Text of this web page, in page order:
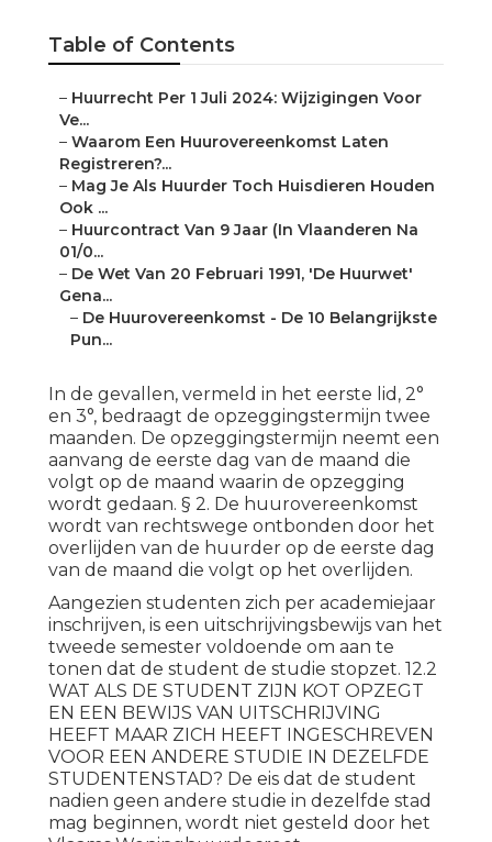
Table of Contents
– Huurrecht Per 1 Juli 2024: Wijzigingen Voor
Ve...
– Waarom Een Huurovereenkomst Laten
Registreren?...
– Mag Je Als Huurder Toch Huisdieren Houden
Ook ...
– Huurcontract Van 9 Jaar (In Vlaanderen Na
01/0...
– De Wet Van 20 Februari 1991, 'De Huurwet'
Gena...
– De Huurovereenkomst - De 10 Belangrijkste
Pun...
In de gevallen, vermeld in het eerste lid, 2°
en 3°, bedraagt de opzeggingstermijn twee
maanden. De opzeggingstermijn neemt een
aanvang de eerste dag van de maand die
volgt op de maand waarin de opzegging
wordt gedaan. § 2. De huurovereenkomst
wordt van rechtswege ontbonden door het
overlijden van de huurder op de eerste dag
van de maand die volgt op het overlijden.
Aangezien studenten zich per academiejaar
inschrijven, is een uitschrijvingsbewijs van het
tweede semester voldoende om aan te
tonen dat de student de studie stopzet. 12.2
WAT ALS DE STUDENT ZIJN KOT OPZEGT
EN EEN BEWIJS VAN UITSCHRIJVING
HEEFT MAAR ZICH HEEFT INGESCHREVEN
VOOR EEN ANDERE STUDIE IN DEZELFDE
STUDENTENSTAD? De eis dat de student
nadien geen andere studie in dezelfde stad
mag beginnen, wordt niet gesteld door het